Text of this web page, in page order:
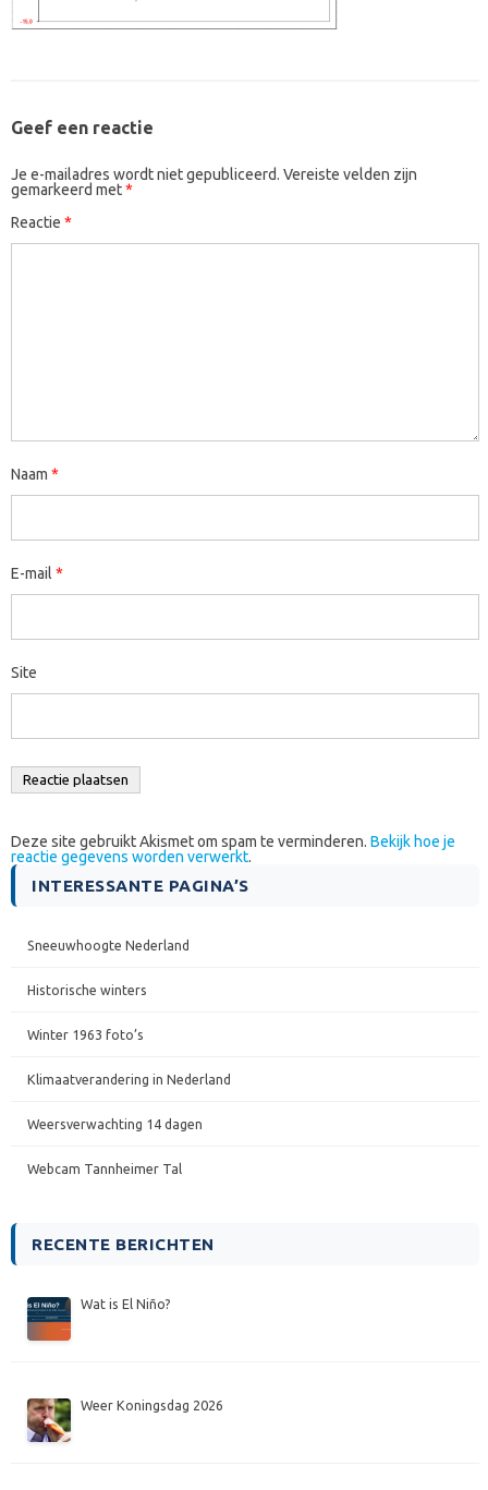
Geef een reactie
Je e-mailadres wordt niet gepubliceerd. Vereiste velden zijn
gemarkeerd met*
Reactie *
Naam *
E-mail *
Site
Deze site gebruikt Akismet om spam te verminderen. Bekijk hoe je
reactie gegevens worden verwerkt.
INTERESSANTE PAGINA’S
Sneeuwhoogte Nederland
Historische winters
Winter 1963 foto’s
Klimaatverandering in Nederland
Weersverwachting 14 dagen
Webcam Tannheimer Tal
RECENTE BERICHTEN
Wat is El Niño?
Weer Koningsdag 2026